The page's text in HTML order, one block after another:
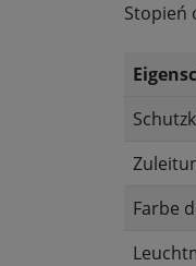
Stopień
Farbe